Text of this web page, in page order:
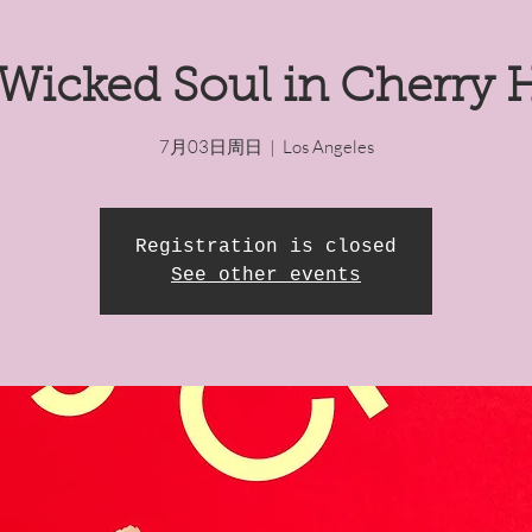
Soul in Cherry
7月03日周日
  |
Los Angeles
Registration is closed
See other events